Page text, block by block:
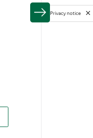
Privacy notice